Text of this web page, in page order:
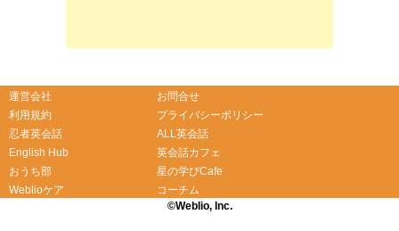
運営会社
お問合せ
利用規約
プライバシーポリシー
忍者英会話
ALL英会話
English Hub
英会話カフェ
おうち部
星の学びCafe
Weblioケア
コーチム
©Weblio, Inc.